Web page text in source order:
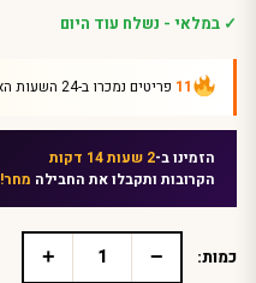
✓ במלאי - נשלח עוד היום
11 פריטים נמכרו ב-24 השעות האחרונות
הזמינו ב-2 שעות 14 דקות
הקרובות ותקבלו את החבילה מחר!
כמות
כמות: −
+